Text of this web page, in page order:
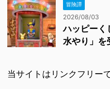
冒険譚
2026/08/03
ハッピーく
水やり」を
当サイトはリンクフリー